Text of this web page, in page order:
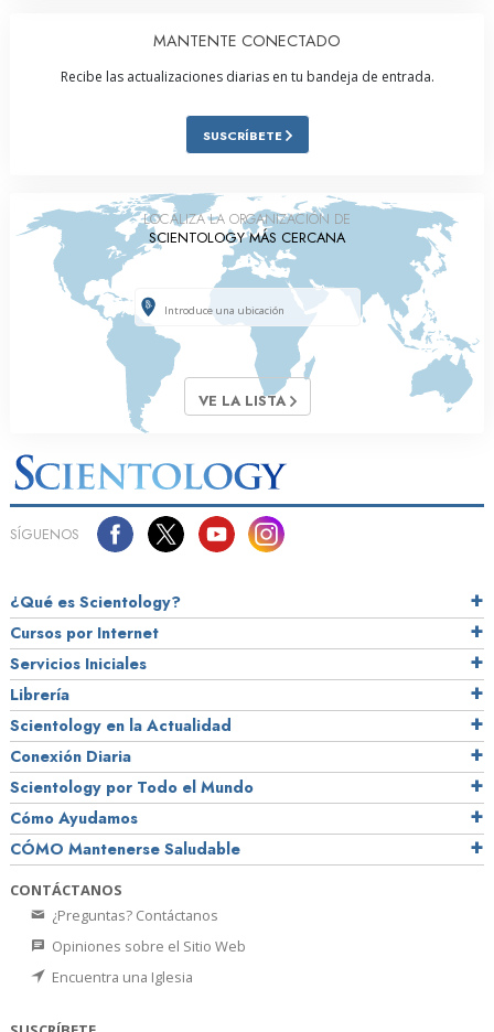
MANTENTE CONECTADO
Recibe las actualizaciones diarias en tu bandeja de entrada.
SUSCRÍBETE
LOCALIZA LA ORGANIZACIÓN DE
SCIENTOLOGY MÁS CERCANA
VE LA LISTA
SÍGUENOS
¿Qué es Scientology?
Cursos por Internet
Servicios Iniciales
Librería
Scientology en la Actualidad
Conexión Diaria
Scientology por Todo el Mundo
Cómo Ayudamos
CÓMO Mantenerse Saludable
CONTÁCTANOS
¿Preguntas? Contáctanos
Opiniones sobre el Sitio Web
Encuentra una Iglesia